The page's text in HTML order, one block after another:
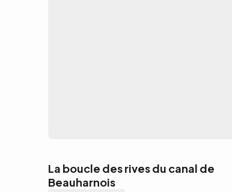
La boucle des rives du canal de
Beauharnois